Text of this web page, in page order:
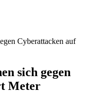
Cyberattacken auf
sich gegen
Meter